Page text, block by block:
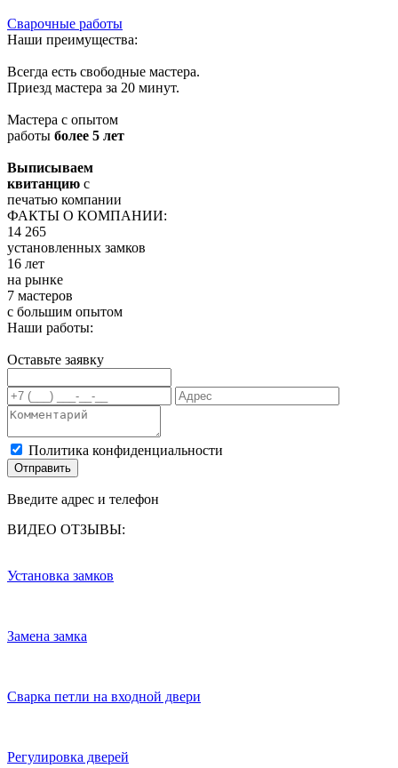
Сварочные работы
Наши преимущества:
Всегда есть свободные мастера.
Приезд мастера за 20 минут.
Мастера с опытом
работы более 5 лет
Выписываем
квитанцию с
печатью компании
ФАКТЫ О КОМПАНИИ:
14 265
установленных замков
16 лет
на рынке
7 мастеров
с большим опытом
Наши работы:
Оставьте заявку
Политика конфиденциальности
Отправить
Введите адрес и телефон
ВИДЕО ОТЗЫВЫ:
Установка замков
Замена замка
Сварка петли на входной двери
Регулировка дверей